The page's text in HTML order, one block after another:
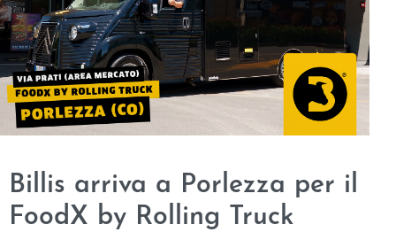
Billis arriva a Porlezza per il
FoodX by Rolling Truck